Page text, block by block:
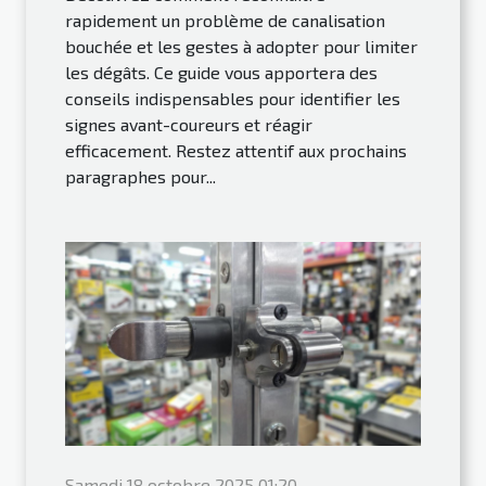
rapidement un problème de canalisation
bouchée et les gestes à adopter pour limiter
les dégâts. Ce guide vous apportera des
conseils indispensables pour identifier les
signes avant-coureurs et réagir
efficacement. Restez attentif aux prochains
paragraphes pour...